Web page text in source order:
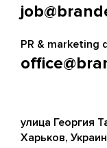
PR & marketing
улица Георгия
Харьков,